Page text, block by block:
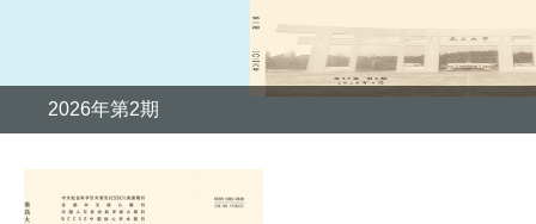
2026年第2期